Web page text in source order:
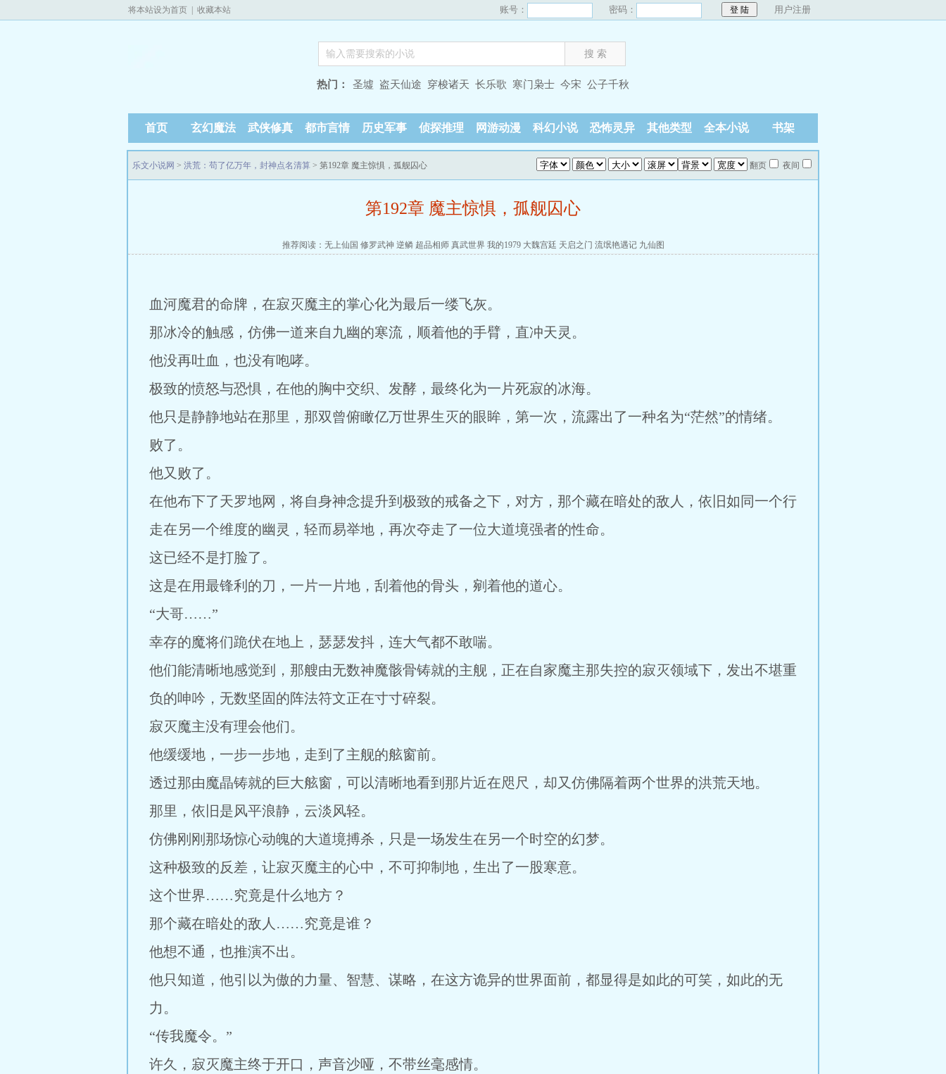
将本站设为首页 收藏本站 账号： 密码： 用户注册
热门： 圣墟 盗天仙途 穿梭诸天 长乐歌 寒门枭士 今宋 公子千秋
首页 玄幻魔法 武侠修真 都市言情 历史军事 侦探推理 网游动漫 科幻小说 恐怖灵异 其他类型 全本小说 书架
乐文小说网 > 洪荒：苟了亿万年，封神点名清算 > 第192章 魔主惊惧，孤舰囚心 翻页 夜间
第192章 魔主惊惧，孤舰囚心
推荐阅读： 无上仙国 修罗武神 逆鳞 超品相师 真武世界 我的1979 大魏宫廷 天启之门 流氓艳遇记 九仙图
血河魔君的命牌，在寂灭魔主的掌心化为最后一缕飞灰。
那冰冷的触感，仿佛一道来自九幽的寒流，顺着他的手臂，直冲天灵。
他没再吐血，也没有咆哮。
极致的愤怒与恐惧，在他的胸中交织、发酵，最终化为一片死寂的冰海。
他只是静静地站在那里，那双曾俯瞰亿万世界生灭的眼眸，第一次，流露出了一种名为“茫然”的情绪。
败了。
他又败了。
在他布下了天罗地网，将自身神念提升到极致的戒备之下，对方，那个藏在暗处的敌人，依旧如同一个行
走在另一个维度的幽灵，轻而易举地，再次夺走了一位大道境强者的性命。
这已经不是打脸了。
这是在用最锋利的刀，一片一片地，刮着他的骨头，剜着他的道心。
“大哥……”
幸存的魔将们跪伏在地上，瑟瑟发抖，连大气都不敢喘。
他们能清晰地感觉到，那艘由无数神魔骸骨铸就的主舰，正在自家魔主那失控的寂灭领域下，发出不堪重
负的呻吟，无数坚固的阵法符文正在寸寸碎裂。
寂灭魔主没有理会他们。
他缓缓地，一步一步地，走到了主舰的舷窗前。
透过那由魔晶铸就的巨大舷窗，可以清晰地看到那片近在咫尺，却又仿佛隔着两个世界的洪荒天地。
那里，依旧是风平浪静，云淡风轻。
仿佛刚刚那场惊心动魄的大道境搏杀，只是一场发生在另一个时空的幻梦。
这种极致的反差，让寂灭魔主的心中，不可抑制地，生出了一股寒意。
这个世界……究竟是什么地方？
那个藏在暗处的敌人……究竟是谁？
他想不通，也推演不出。
他只知道，他引以为傲的力量、智慧、谋略，在这方诡异的世界面前，都显得是如此的可笑，如此的无
力。
“传我魔令。”
许久，寂灭魔主终于开口，声音沙哑，不带丝毫感情。